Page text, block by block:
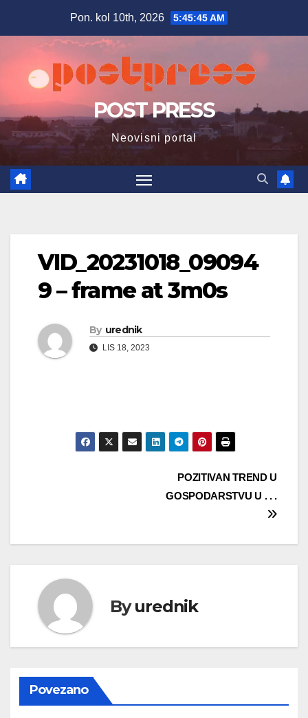
Pon. kol 10th, 2026 5:45:46 AM
POST PRESS
Neovisni portal
VID_20231018_09094
9 – frame at 3m0s
By urednik
LIS 18, 2023
POZITIVAN TREND U
GOSPODARSTVU U . . .
Byurednik
Povezano